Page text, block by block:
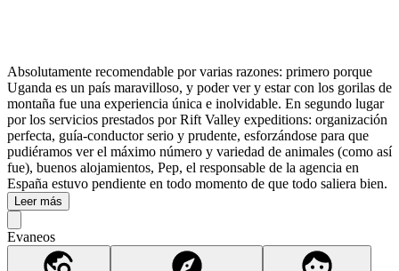
Absolutamente recomendable por varias razones: primero porque
Uganda es un país maravilloso, y poder ver y estar con los gorilas de
montaña fue una experiencia única e inolvidable. En segundo lugar
por los servicios prestados por Rift Valley expeditions: organización
perfecta, guía-conductor serio y prudente, esforzándose para que
pudiéramos ver el máximo número y variedad de animales (como así
fue), buenos alojamientos, Pep, el responsable de la agencia en
España estuvo pendiente en todo momento de que todo saliera bien.
Leer más
Evaneos